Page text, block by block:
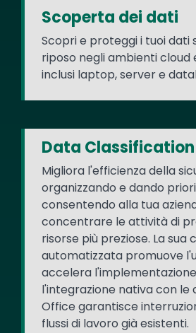
Scoperta dei dati
Scopri e proteggi i tuoi dati
riposo negli ambienti cloud
inclusi laptop, server e
Data Classification
Migliora l'efficienza della
organizzando e dando
consentendo alla tua
concentrare le attività di
risorse più preziose. La sua
automatizzata promuove
accelera
l'integrazione nativa con le
Office garantisce
flussi di lavoro già esistenti.